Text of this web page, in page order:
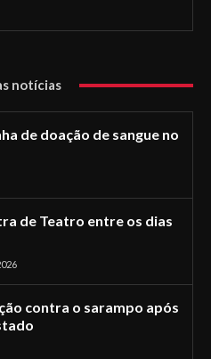
notícias
de doação de sangue no
de Teatro entre os dias
contra o sarampo após